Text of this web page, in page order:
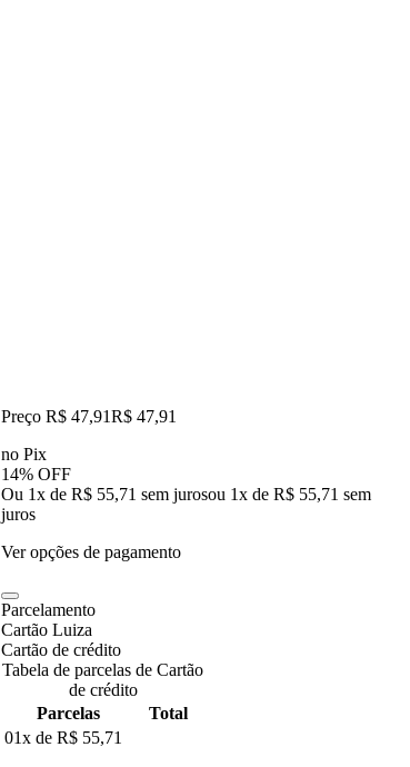
Preço R$ 47,91R$ 47,91
no Pix
14% OFF
Ou 1x de R$ 55,71 sem jurosou 1x de R$ 55,71 sem
juros
Ver opções de pagamento
Parcelamento
Cartão Luiza
Cartão de crédito
Tabela de parcelas de Cartão
de crédito
Parcelas
Total
01x de R$ 55,71